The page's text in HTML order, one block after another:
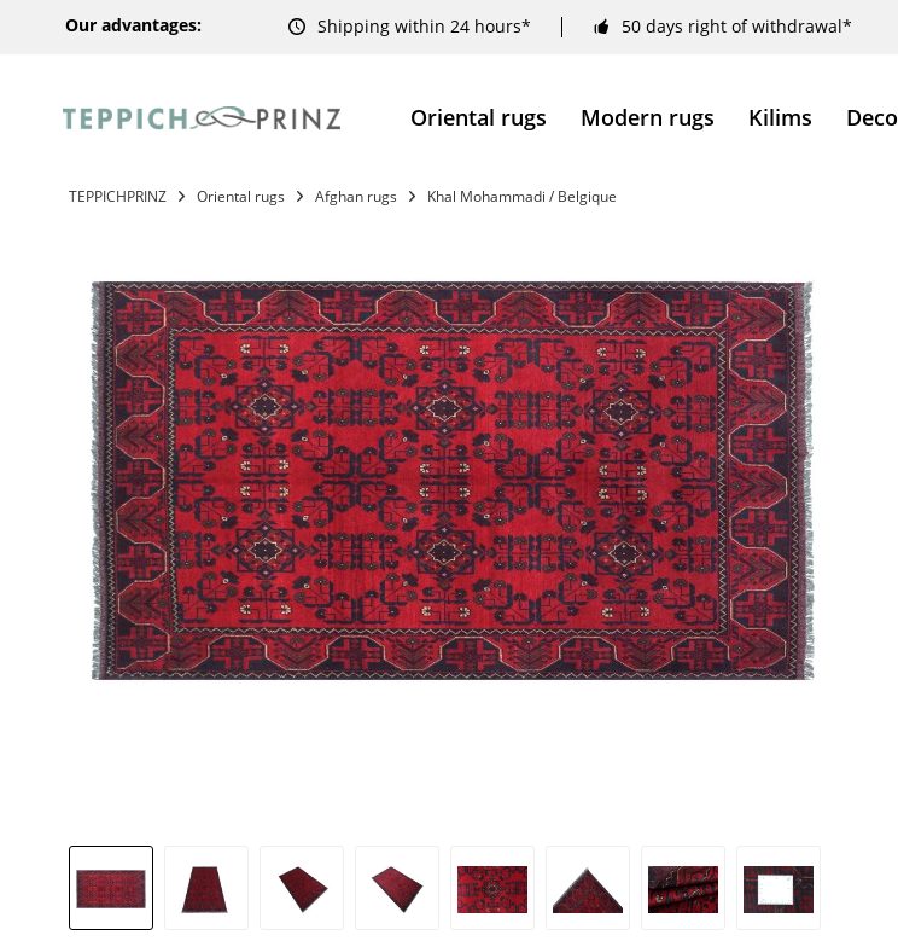
Our advantages: Shipping within 24 hours* 50 days right of withdrawal*
Oriental rugs Modern rugs Kilims Deco
TEPPICHPRINZ Oriental rugs Afghan rugs Khal Mohammadi / Belgique